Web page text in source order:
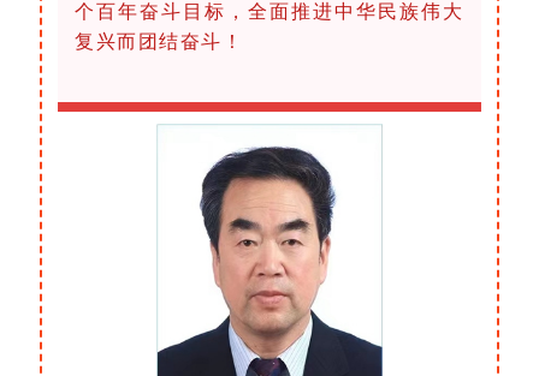
个百年奋斗目标，全面推进中华民族伟大
复兴而团结奋斗！